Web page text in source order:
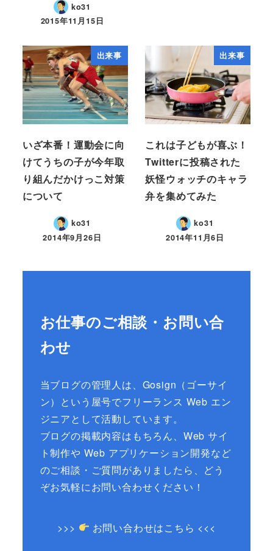
ko31
2015年11月15日
出来事
いざ本番！運動会に向
けてうちの子が今年取
り組んだかけっこ対策
について
ko31
2014年9月26日
出来事
これは子どもが喜ぶ！
Twitterに投稿された
妖怪ウォッチのキャラ
弁を集めてみた
ko31
2014年11月6日
お仕事のご相談・お問い合
わせ
当ブログの管理人は、Gosign（ゴーサイ
ン）という屋号でフリーランス Web エン
ジニアとして活動しています。
ブログの掲載内容はもちろん、Web サイ
ト制作や Web アプリケーション開発など
のご相談・ご質問がありましたら、どう
ぞお気軽にお問い合わせください！
>>> お問い合わせはこちら <<<